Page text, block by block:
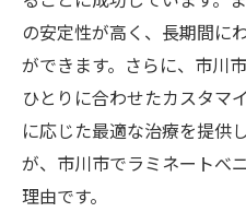
市川市で笑顔に
市川市で注目のラミネ
市川市でべニア
注目集めるべニ
市川市でべニア
の安定性が高く、長期間に
ができます。さらに、市川
ひとりに合わせたカスタマ
に応じた最適な治療を提供
が、市川市でラミネートべ
理由です。